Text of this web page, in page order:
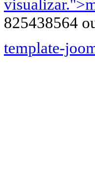
visualizar.">
825438564
template-